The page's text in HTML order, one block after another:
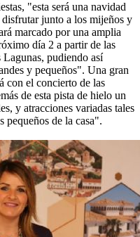
"esta será una navidad
junto a los mijeños y
marcado por una amplia
día 2 a partir de las
pudiendo así
y pequeños". Una gran
con el concierto de las
de esta pista de hielo un
y atracciones variadas tales
pequeños de la casa".